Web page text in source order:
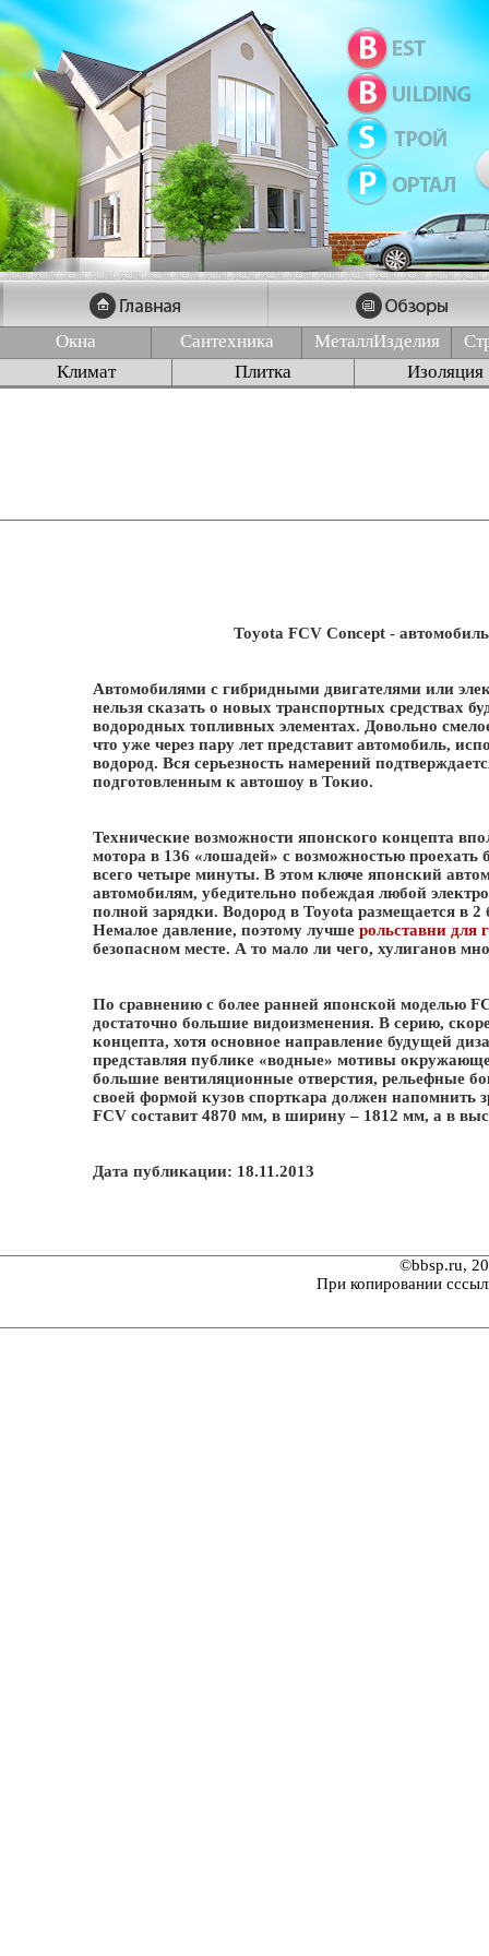
Окна Сантехника МеталлИзделия
Климат
Плитка Изоляция
Toyota FCV Concept -
Автомобилями с гибридными двигателями или
нельзя сказать о новых транспортных средствах
водородных топливных элементах. Довольно
что уже через пару лет представит автомобиль,
водород. Вся серьезность намерений
подготовленным к автошоу в Токио.
Технические возможности японского концепта
мотора в 136 «лошадей» с возможностью проехать
всего четыре минуты. В этом ключе японский
автомобилям, убедительно побеждая любой
полной зарядки. Водород в Toyota размещается в
Немалое давление, поэтому лучше рольставни для
безопасном месте. А то мало ли чего, хулиганов
По сравнению с более ранней японской моделью
достаточно большие видоизменения. В серию,
концепта, хотя основное направление будущей
представляя публике «водные» мотивы
большие вентиляционные отверстия, рельефные
своей формой кузов спорткара должен напомнить
FCV составит 4870 мм, в ширину – 1812 мм, а в
Дата публикации: 18.11.2013
©bbsp.ru,
При копировании